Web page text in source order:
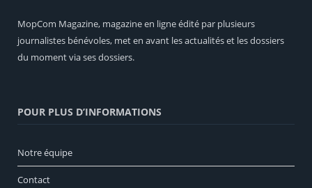
MopCom Magazine, magazine en ligne édité par plusieurs
journalistes bénévoles, met en avant les actualités et les dossiers
du moment via ses dossiers.
POUR PLUS D’INFORMATIONS
Notre équipe
Contact